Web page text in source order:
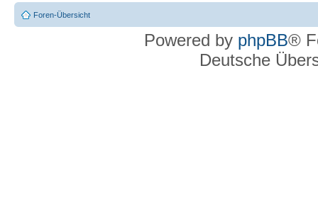
Foren-Übersicht
Powered by phpBB®
Deutsche